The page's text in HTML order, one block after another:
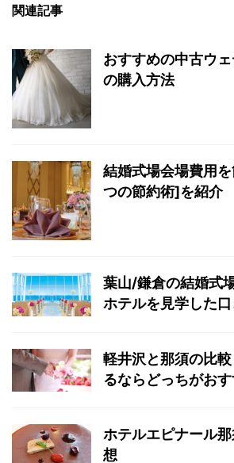
関連記事
おすすめの中古ウ
の購入方法
結婚式場会場費用
つの節約術]を紹介
葉山/鎌倉の結婚式
ホテルを見学した口
軽井沢と那須の比
るならどっちがおす
ホテルエピナール
想